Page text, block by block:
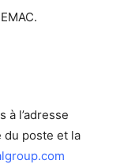
à l’adresse
du poste et la